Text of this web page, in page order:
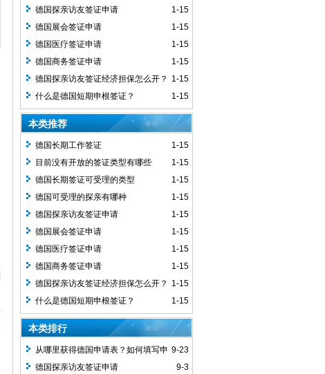
1-15
德国探亲访友签证申请
1-15
德国展会签证申请
1-15
德国医疗签证申请
1-15
德国商务签证申请
1-15
德国探亲访友签证经济担保怎么开？
1-15
什么是德国短期申根签证？
本类推荐
1-15
德国长期工作签证
1-15
目前没有开放的签证类型有哪些
1-15
德国长期签证可受理的类型
1-15
德国可受理的探亲有哪种
1-15
德国探亲访友签证申请
1-15
德国展会签证申请
1-15
德国医疗签证申请
1-15
德国商务签证申请
1-15
德国探亲访友签证经济担保怎么开？
1-15
什么是德国短期申根签证？
本类排行
9-23
从哪里获得德国申请表？如何填写申
请表？
9-3
德国探亲访友签证申请